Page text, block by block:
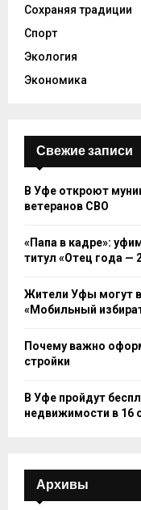
Сохраняя традиции
Спорт
Экология
Экономика
Свежие записи
В Уфе откроют
ветеранов СВО
«Папа в кадре»:
титул «Отец года —
Жители Уфы могут
«Мобильный
Почему важно
стройки
В Уфе пройдут
недвижимости в
Архивы